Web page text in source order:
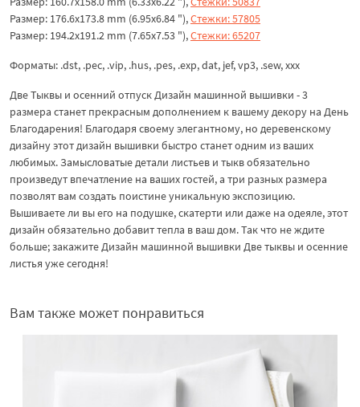
Размер: 176.6x173.8 mm (6.95x6.84 "),Стежки: 57805
Размер: 194.2x191.2 mm (7.65x7.53 "),Стежки: 65207
Форматы: .dst, .pec, .vip, .hus, .pes, .exp, dat, jef, vp3, .sew, xxx
Две Тыквы и осенний отпуск Дизайн машинной вышивки - 3
размера станет прекрасным дополнением к вашему декору на День
Благодарения! Благодаря своему элегантному, но деревенскому
дизайну этот дизайн вышивки быстро станет одним из ваших
любимых. Замысловатые детали листьев и тыкв обязательно
произведут впечатление на ваших гостей, а три разных размера
позволят вам создать поистине уникальную экспозицию.
Вышиваете ли вы его на подушке, скатерти или даже на одеяле, этот
дизайн обязательно добавит тепла в ваш дом. Так что не ждите
больше; закажите Дизайн машинной вышивки Две тыквы и осенние
листья уже сегодня!
Вам также может понравиться